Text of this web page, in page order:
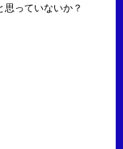
っていないか？